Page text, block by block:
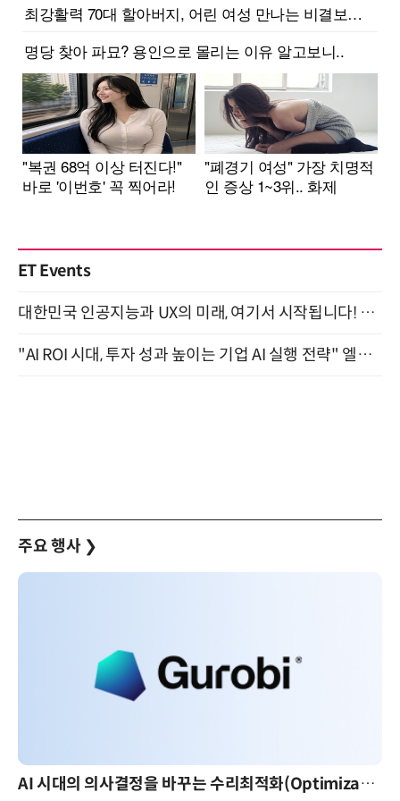
ET Events
대한민국 인공지능과 UX의 미래, 여기서 시작됩니다! UX Korea 2026 - Fall 9월 2일 개최
"AI ROI 시대, 투자 성과 높이는 기업 AI 실행 전략" 엘타워 6층 (9월 18일)
주요 행사 ❯
AI 시대의 의사결정을 바꾸는 수리최적화(Optimization): 실제 산업 적용 사례와 활용 전략